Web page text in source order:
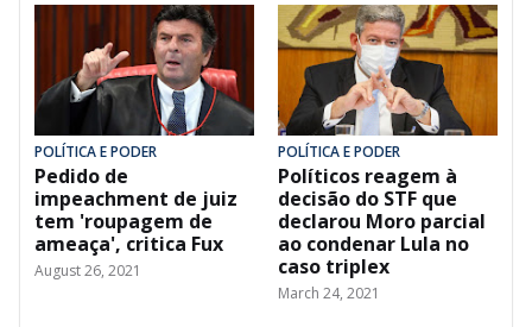
POLÍTICA E PODER
Pedido de
impeachment de juiz
tem 'roupagem de
ameaça', critica Fux
August 26, 2021
POLÍTICA E PODER
Políticos reagem à
decisão do STF que
declarou Moro parcial
ao condenar Lula no
caso triplex
March 24, 2021